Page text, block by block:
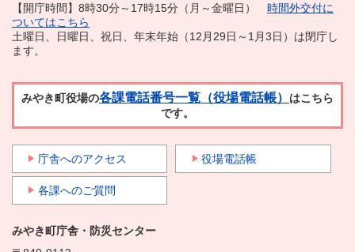
【開庁時間】8時30分～17時15分（月～金曜日） 時間外交付に
ついてはこちら
土曜日、日曜日、祝日、年末年始（12月29日～1月3日）は閉庁し
ます。
みやき町役場の各課電話番号一覧（役場電話帳） はこちら
です。
庁舎へのアクセス 役場電話帳
各課へのご質問
みやき町庁舎・防災センター